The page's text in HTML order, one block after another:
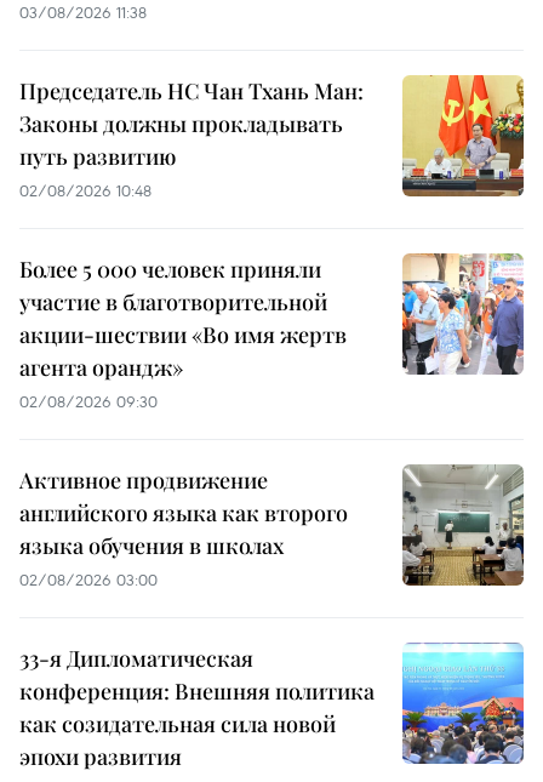
03/08/2026 11:38
Председатель НС Чан Тхань Ман:
Законы должны прокладывать
путь развитию
02/08/2026 10:48
Более 5 000 человек приняли
участие в благотворительной
акции-шествии «Во имя жертв
агента орандж»
02/08/2026 09:30
Активное продвижение
английского языка как второго
языка обучения в школах
02/08/2026 03:00
33-я Дипломатическая
конференция: Внешняя политика
как созидательная сила новой
эпохи развития